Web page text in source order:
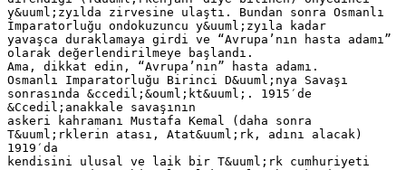
y&uuml;zyılda zirvesine ulaştı. Bundan sonra Osmanlı
İmparatorluğu ondokuzuncu y&uuml;zyıla kadar
yavaşca duraklamaya girdi ve “Avrupa’nın hasta adamı”
olarak değerlendirilmeye başlandı.
Ama, dikkat edin, “Avrupa’nın” hasta adamı.
Osmanlı Imparatorluğu Birinci D&uuml;nya Savaşı
sonrasında &ccedil;&ouml;kt&uuml;. 1915′de
&Ccedil;anakkale savaşının
askeri kahramanı Mustafa Kemal (daha sonra
T&uuml;rklerin atası, Atat&uuml;rk, adını alacak)
1919′da
kendisini ulusal ve laik bir T&uuml;rk cumhuriyeti